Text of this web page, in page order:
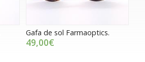
Gafa de sol Farmaoptics.
49,00€